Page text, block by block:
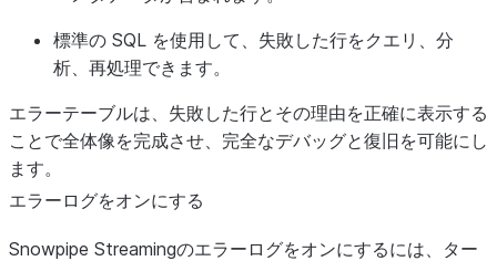
標準の SQL を使用して、失敗した行をクエリ、分
析、再処理できます。
エラーテーブルは、失敗した行とその理由を正確に表示する
ことで全体像を完成させ、完全なデバッグと復旧を可能にし
ます。
エラーログをオンにする
Snowpipe Streamingのエラーログをオンにするには、ター